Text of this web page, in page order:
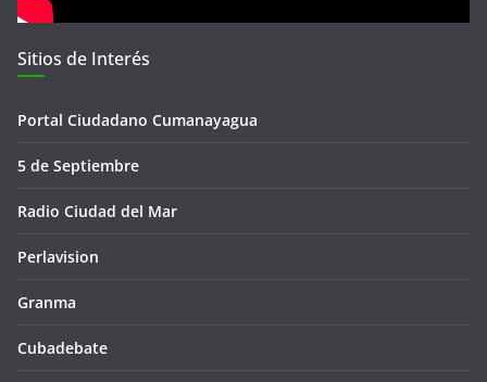
Sitios de Interés
Portal Ciudadano Cumanayagua
5 de Septiembre
Radio Ciudad del Mar
Perlavision
Granma
Cubadebate